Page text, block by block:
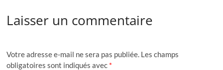
Laisser un commentaire
Votre adresse e-mail ne sera pas publiée. Les champs
obligatoires sont indiqués avec *